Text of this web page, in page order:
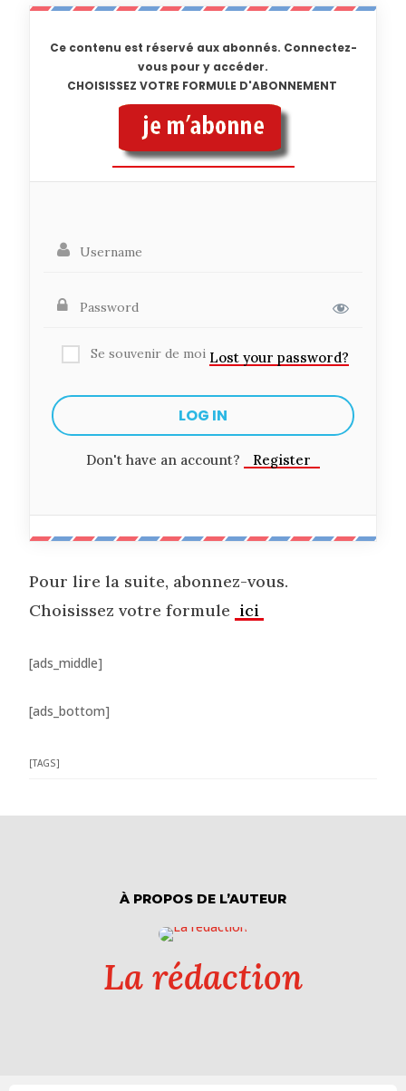
Ce contenu est réservé aux abonnés. Connectez-
vous pour y accéder.
CHOISISSEZ VOTRE FORMULE D'ABONNEMENT
Se souvenir de moi Lost your password?
Don't have an account? Register
Pour lire la suite, abonnez-vous.
Choisissez votre formule ici
[ads_middle]
[ads_bottom]
[TAGS]
À PROPOS DE L’AUTEUR
La rédaction